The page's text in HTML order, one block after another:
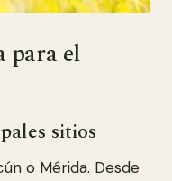
para el
sitios
o Mérida. Desde